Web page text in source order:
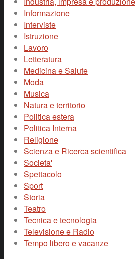
Informazione
Interviste
Istruzione
Lavoro
Letteratura
Medicina e Salute
Moda
Musica
Natura e territorio
Politica estera
Politica Interna
Religione
Scienza e Ricerca scientifica
Societa'
Spettacolo
Sport
Storia
Teatro
Tecnica e tecnologia
Televisione e Radio
Tempo libero e vacanze